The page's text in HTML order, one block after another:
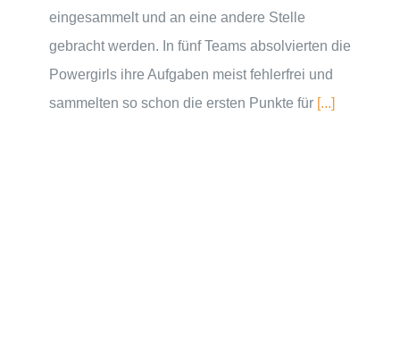
eingesammelt und an eine andere Stelle
gebracht werden. In fünf Teams absolvierten die
Powergirls ihre Aufgaben meist fehlerfrei und
sammelten so schon die ersten Punkte für [...]